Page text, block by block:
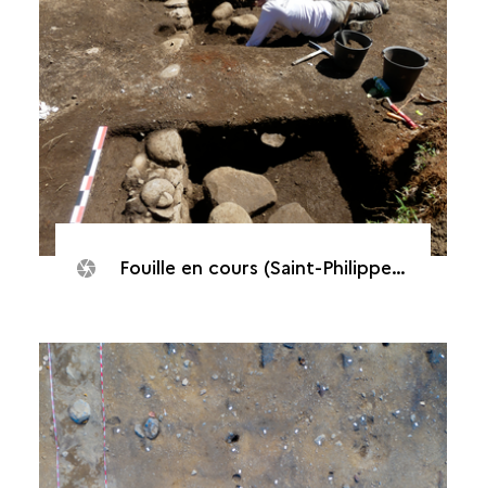
Fouille en cours (Saint-Philippe, Puits des Anglais, 2020)